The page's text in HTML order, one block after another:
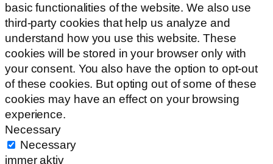
basic functionalities of the website. We also use
third-party cookies that help us analyze and
understand how you use this website. These
cookies will be stored in your browser only with
your consent. You also have the option to opt-out
of these cookies. But opting out of some of these
cookies may have an effect on your browsing
experience.
Necessary
Necessary
immer aktiv